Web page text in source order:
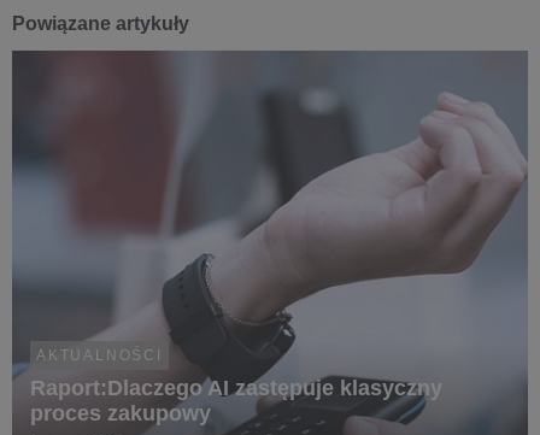
Powiązane artykuły
AKTUALNOŚCI
Raport:Dlaczego AI zastępuje klasyczny
proces zakupowy